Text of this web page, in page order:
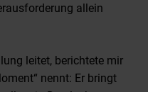
allein
leitet, berichtete mir
nennt: Er bringt